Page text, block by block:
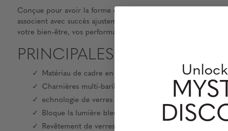
Conçue pour avoir la forme et la fonction parfaites, la RIOT
associent avec succès ajustement, confort et style à des
votre bien-être, vos performances et votre expérience sur les
PRINCIPALES
Matériau de cadre en nylon durable
Charnières multi-barils robustes
echnologie de verres brevetée de Gunnar
Bloque la lumière bleue nuisible et 100% UV
Revêtement de verres G-Shield ™: anti-réfléchissant à